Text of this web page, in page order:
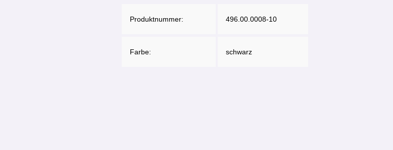
Produktnummer: 496.00.0008-10
Farbe: schwarz